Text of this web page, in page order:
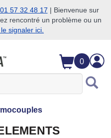
57 32 48 17 | Bienvenue sur
rencontré un problème ou un
signaler ici.
0